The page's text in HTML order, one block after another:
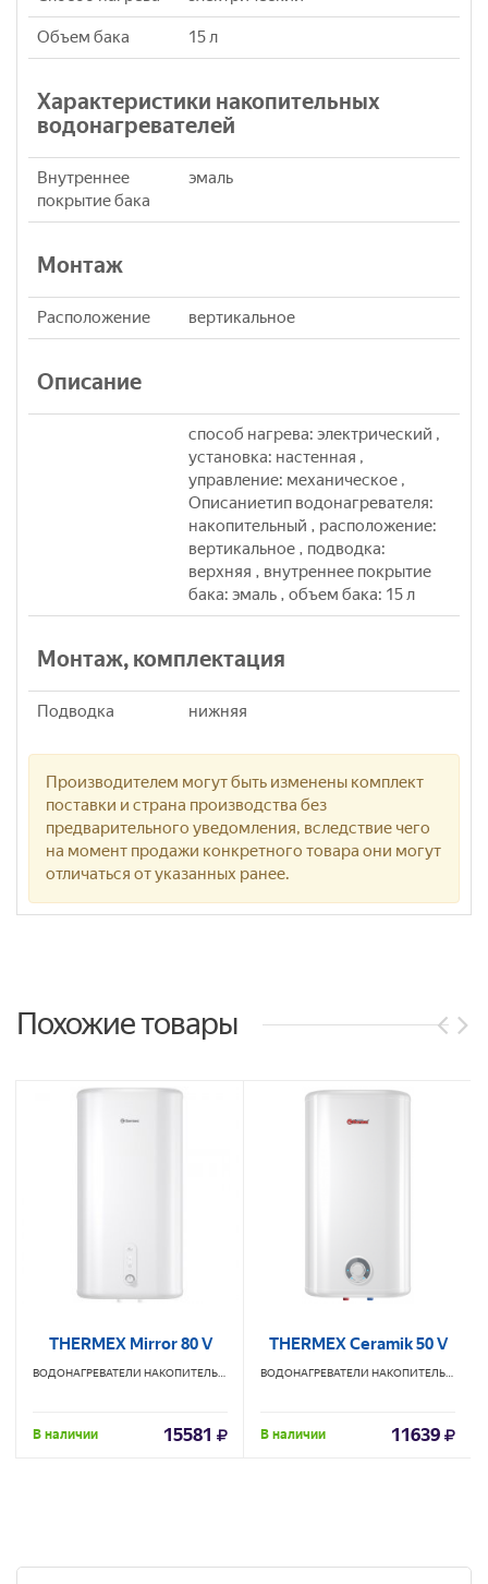
Объем бака 15 л
Характеристики накопительных
водонагревателей
Внутреннее
покрытие бака
эмаль
Монтаж
Расположение вертикальное
Описание
способ нагрева: электрический ,
установка: настенная ,
управление: механическое ,
Описаниетип водонагревателя:
накопительный , расположение:
вертикальное , подводка:
верхняя , внутреннее покрытие
бака: эмаль , объем бака: 15 л
Монтаж, комплектация
Подводка нижняя
Производителем могут быть изменены комплект
поставки и страна производства без
предварительного уведомления, вследствие чего
на момент продажи конкретного товара они могут
отличаться от указанных ранее.
Похожие товары
THERMEX Mirror 80 V
THERMEX
В наличии 15581
THERMEX Ceramik 50 V
В наличии 11639